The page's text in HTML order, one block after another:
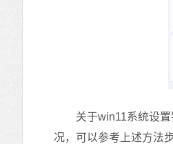
关于win11系统设置
况，可以参考上述方法